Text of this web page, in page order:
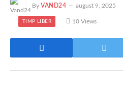
By VAND24 august 9, 2025
TIMP LIBER 10 Views